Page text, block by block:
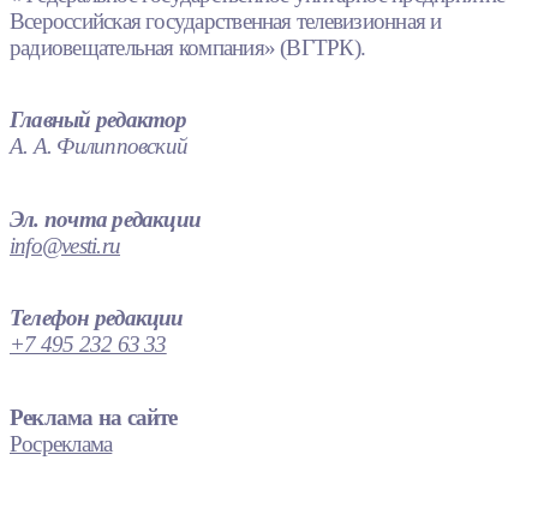
Всероссийская государственная телевизионная и
радиовещательная компания» (ВГТРК).
Главный редактор
А. А. Филипповский
Эл. почта редакции
info@vesti.ru
Телефон редакции
+7 495 232 63 33
Реклама на сайте
Росреклама